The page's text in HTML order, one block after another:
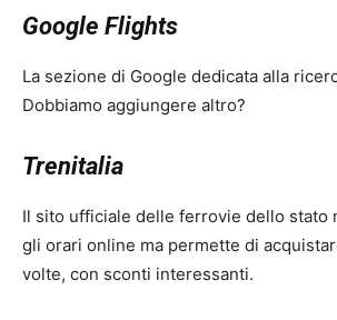
Google Flights
La sezione di Google dedicata alla
Dobbiamo aggiungere altro?
Trenitalia
Il sito ufficiale delle ferrovie dello stato
gli orari online ma permette di
volte, con sconti interessanti.